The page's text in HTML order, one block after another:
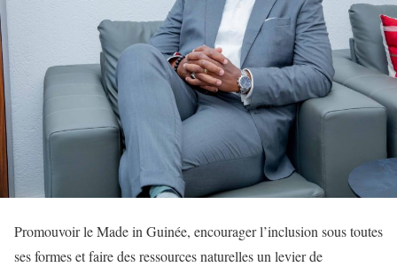
Promouvoir le Made in Guinée, encourager l’inclusion sous toutes
ses formes et faire des ressources naturelles un levier de